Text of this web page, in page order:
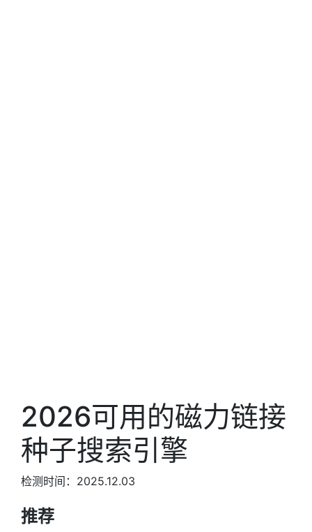
2026可用的磁力链接
种子搜索引擎
检测时间：2025.12.03
推荐